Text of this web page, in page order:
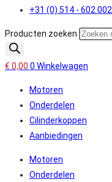
+31 (0) 514 - 602 002
Producten zoeken
€ 0,00 0 Winkelwagen
Motoren
Onderdelen
Cilinderkoppen
Aanbiedingen
Motoren
Onderdelen